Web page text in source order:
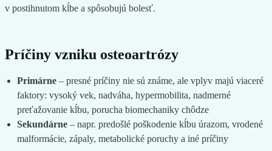
v postihnutom kĺbe a spôsobujú bolesť.
Príčiny vzniku osteoartrózy
Primárne – presné príčiny nie sú známe, ale vplyv majú viaceré
faktory: vysoký vek, nadváha, hypermobilita, nadmerné
preťažovanie kĺbu, porucha biomechaniky chôdze
Sekundárne – napr. predošlé poškodenie kĺbu úrazom, vrodené
malformácie, zápaly, metabolické poruchy a iné príčiny